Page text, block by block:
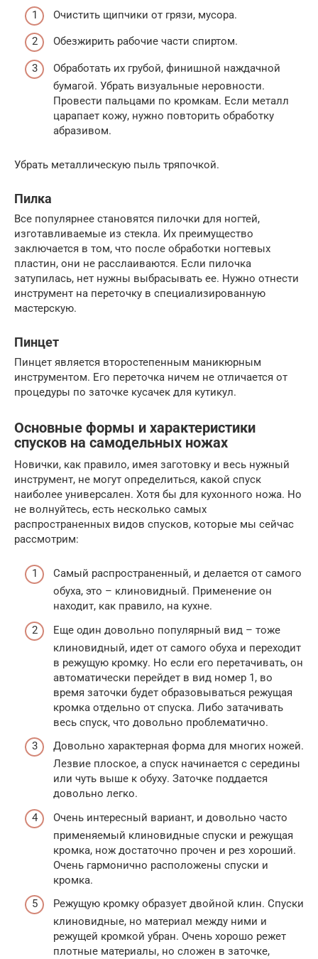
Очистить щипчики от грязи, мусора.
Обезжирить рабочие части спиртом.
Обработать их грубой, финишной наждачной
бумагой. Убрать визуальные неровности.
Провести пальцами по кромкам. Если металл
царапает кожу, нужно повторить обработку
абразивом.
Убрать металлическую пыль тряпочкой.
Пилка
Все популярнее становятся пилочки для ногтей,
изготавливаемые из стекла. Их преимущество
заключается в том, что после обработки ногтевых
пластин, они не расслаиваются. Если пилочка
затупилась, нет нужны выбрасывать ее. Нужно отнести
инструмент на переточку в специализированную
мастерскую.
Пинцет
Пинцет является второстепенным маникюрным
инструментом. Его переточка ничем не отличается от
процедуры по заточке кусачек для кутикул.
Основные формы и характеристики
спусков на самодельных ножах
Новички, как правило, имея заготовку и весь нужный
инструмент, не могут определиться, какой спуск
наиболее универсален. Хотя бы для кухонного ножа. Но
не волнуйтесь, есть несколько самых
распространенных видов спусков, которые мы сейчас
рассмотрим:
Самый распространенный, и делается от самого
обуха, это – клиновидный. Применение он
находит, как правило, на кухне.
Еще один довольно популярный вид – тоже
клиновидный, идет от самого обуха и переходит
в режущую кромку. Но если его перетачивать, он
автоматически перейдет в вид номер 1, во
время заточки будет образовываться режущая
кромка отдельно от спуска. Либо затачивать
весь спуск, что довольно проблематично.
Довольно характерная форма для многих ножей.
Лезвие плоское, а спуск начинается с середины
или чуть выше к обуху. Заточке поддается
довольно легко.
Очень интересный вариант, и довольно часто
применяемый клиновидные спуски и режущая
кромка, нож достаточно прочен и рез хороший.
Очень гармонично расположены спуски и
кромка.
Режущую кромку образует двойной клин. Спуски
клиновидные, но материал между ними и
режущей кромкой убран. Очень хорошо режет
плотные материалы, но сложен в заточке,